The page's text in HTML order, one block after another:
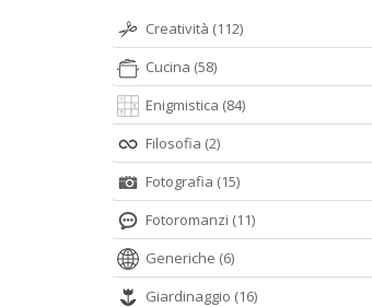
Creatività (112)
Cucina (58)
Enigmistica (84)
Filosofia (2)
Fotografia (15)
Fotoromanzi (11)
Generiche (6)
Giardinaggio (16)